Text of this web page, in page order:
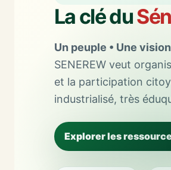
La clé du
Un peuple • Une
SENEREW veut
et la participation
industrialisé, très
Explorer les